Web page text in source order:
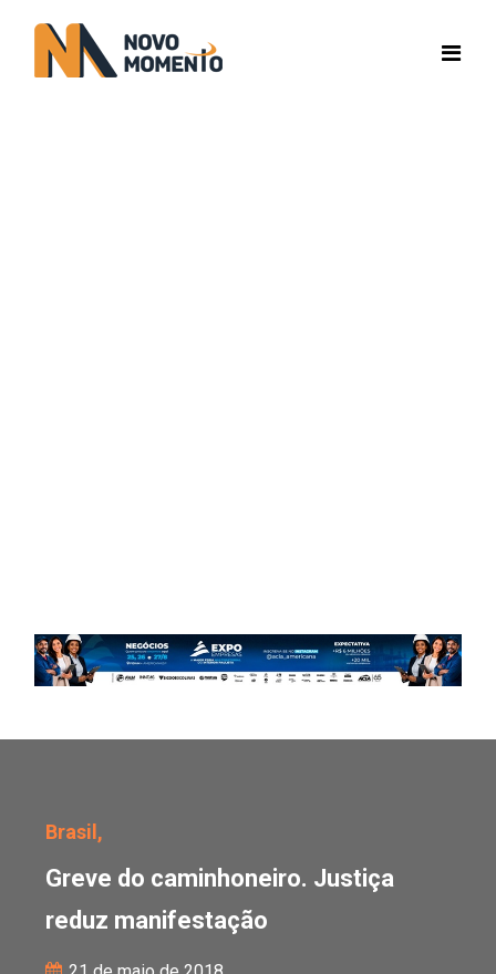
Brasil,
Greve do caminhoneiro. Justiça
reduz manifestação